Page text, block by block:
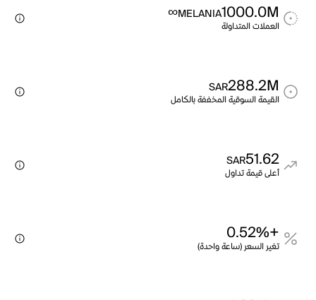
1000.0M
MELANIA
∞
العملات المتداولة
288.2M
SAR
القيمة السوقية المخففة بالكامل
51.62
SAR
أعلى قيمة تداول
+0.52%
تغير السعر (ساعة واحدة)